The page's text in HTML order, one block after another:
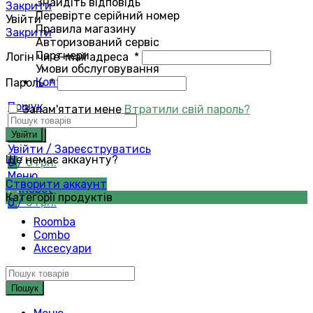
Перевірте серійний номер
Правила магазину
Авторизований сервіс
Партнери
Умови обслуговування
Контакти
Пошук
Пошук
Увійти / Зареєструватись
0/ 0грн.
Меню
0/ 0грн.
Закрити
Увійти
Закрити
Логін чи e-mail адреса *
Пароль*
Запам'ятати мене Втратили свій пароль?
Увійти
Ще немає аккаунту?
Створити аккаунт
Категорії продуктів
Roomba
Combo
Аксесуари
Пошук